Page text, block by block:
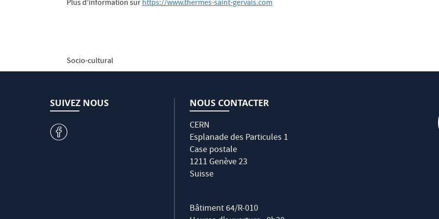
Plus d’information surhttps://www.thermes-saint-gervais.com
Socio-cultural
SUIVEZ NOUS
v
NOUS CONTACTER
CERN
Esplanade des Particules 1
Case postale
1211 Genève 23
Suisse
Bâtiment 64/R-010